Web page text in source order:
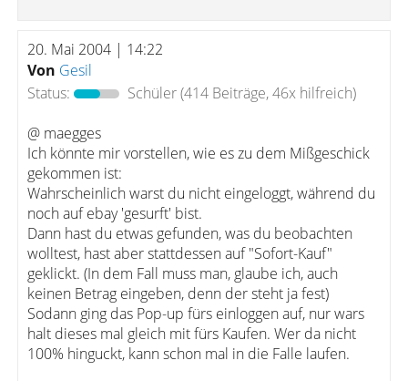
20. Mai 2004 | 14:22
Von Gesil
Status:
Schüler(414 Beiträge, 46x hilfreich)
@ maegges
Ich könnte mir vorstellen, wie es zu dem Mißgeschick
gekommen ist:
Wahrscheinlich warst du nicht eingeloggt, während du
noch auf ebay 'gesurft' bist.
Dann hast du etwas gefunden, was du beobachten
wolltest, hast aber stattdessen auf "Sofort-Kauf"
geklickt. (In dem Fall muss man, glaube ich, auch
keinen Betrag eingeben, denn der steht ja fest)
Sodann ging das Pop-up fürs einloggen auf, nur wars
halt dieses mal gleich mit fürs Kaufen. Wer da nicht
100% hinguckt, kann schon mal in die Falle laufen.